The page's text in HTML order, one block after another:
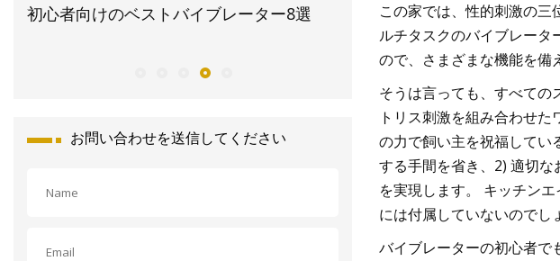
初心者向けのベストバイブレーター8選
5 枚の必須アルバムで構成さ
メタルの初心者ガイド
お問い合わせを送信してください
この家では、性的刺激の
ルチタスクのバイブレータ
ので、さまざまな機能を備
そうは言っても、すべての
トリス刺激を組み合わせ
の力で飼い主を祝福してい
する手間を省き、2) 適切
を実現します。 キッチン
には付属していないのでし
バイブレーターの初心者で